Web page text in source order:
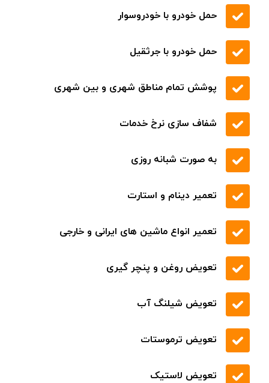
حمل خودرو با خودروسوار
حمل خودرو با جرثقیل
پوشش تمام مناطق شهری و بین شهری
شفاف سازی نرخ خدمات
به صورت شبانه روزی
تعمیر دینام و استارت
تعمیر انواع ماشین های ایرانی و خارجی
تعویض روغن و پنچر گیری
تعویض شیلنگ آب
تعویض ترموستات
تعویض لاستیک